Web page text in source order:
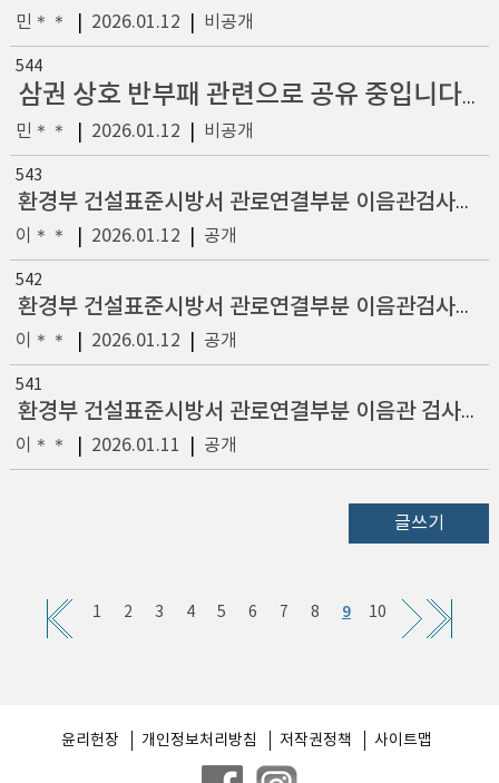
민＊＊
2026.01.12 비공개
544
삼권 상호 반부패 관련으로 공유 중입니다.모든 고용노동 및 아울러 모든 운영 체계 정상화 진흥에 관한 반부패 개선안
민＊＊
2026.01.12 비공개
543
환경부 건설표준시방서 관로연결부분 이음관검사기준신설 추가건의
이＊＊
2026.01.12 공개
542
환경부 건설표준시방서 관로연결부분 이음관검사기준신설 추가건의
이＊＊
2026.01.12 공개
541
환경부 건설표준시방서 관로연결부분 이음관 검사기준 신설,관경별 누수허용량 변경
이＊＊
2026.01.11 공개
글쓰기
1 2 3 4 5 6 7 8 9 10
윤리헌장 개인정보처리방침 저작권정책 사이트맵